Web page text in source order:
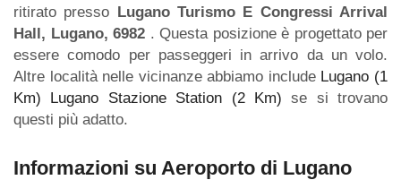
ritirato presso Lugano Turismo E Congressi Arrival
Hall, Lugano, 6982 . Questa posizione è progettato per
essere comodo per passeggeri in arrivo da un volo.
Altre località nelle vicinanze abbiamo include Lugano (1
Km)
Lugano Stazione Station (2 Km) se si trovano
questi più adatto.
Informazioni su Aeroporto di Lugano